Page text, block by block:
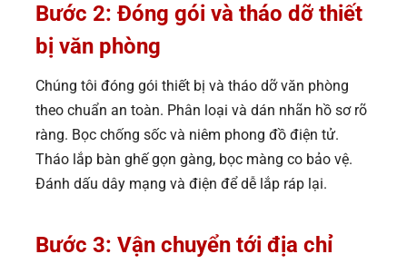
Bước 2: Đóng gói và tháo dỡ thiết
bị văn phòng
Chúng tôi đóng gói thiết bị và tháo dỡ văn phòng
theo chuẩn an toàn. Phân loại và dán nhãn hồ sơ rõ
ràng. Bọc chống sốc và niêm phong đồ điện tử.
Tháo lắp bàn ghế gọn gàng, bọc màng co bảo vệ.
Đánh dấu dây mạng và điện để dễ lắp ráp lại.
Bước 3: Vận chuyển tới địa chỉ